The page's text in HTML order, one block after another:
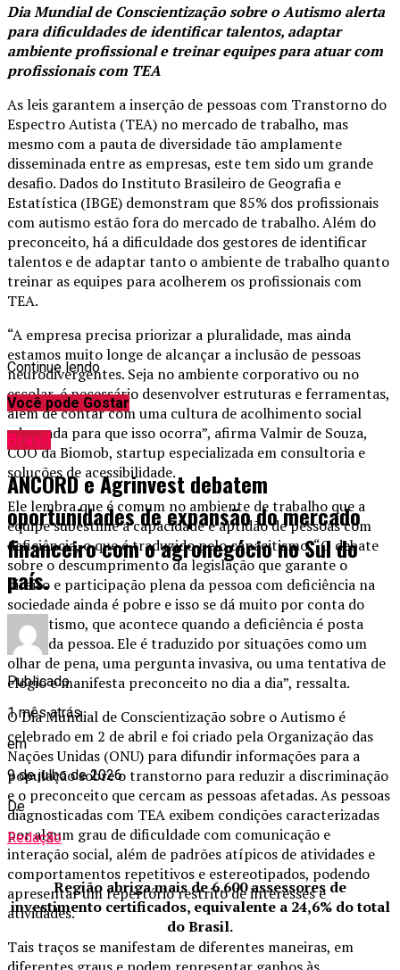
Dia Mundial de Conscientização sobre o Autismo alerta
para dificuldades de identificar talentos, adaptar
ambiente profissional e treinar equipes para atuar com
profissionais com TEA
As leis garantem a inserção de pessoas com Transtorno do
Espectro Autista (TEA) no mercado de trabalho, mas
mesmo com a pauta de diversidade tão amplamente
disseminada entre as empresas, este tem sido um grande
desafio. Dados do Instituto Brasileiro de Geografia e
Estatística (IBGE) demonstram que 85% dos profissionais
com autismo estão fora do mercado de trabalho. Além do
preconceito, há a dificuldade dos gestores de identificar
talentos e de adaptar tanto o ambiente de trabalho quanto
treinar as equipes para acolherem os profissionais com
TEA.
“A empresa precisa priorizar a pluralidade, mas ainda
estamos muito longe de alcançar a inclusão de pessoas
neurodivergentes. Seja no ambiente corporativo ou no
escolar, é necessário desenvolver estruturas e ferramentas,
além de contar com uma cultura de acolhimento social
adequada para que isso ocorra”, afirma Valmir de Souza,
COO da Biomob, startup especializada em consultoria e
soluções de acessibilidade.
Ele lembra que é comum no ambiente de trabalho que a
equipe subestime a capacidade e aptidão de pessoas com
deficiência, o que é traduzido pelo capacitismo. “O debate
sobre o descumprimento da legislação que garante o
direito e participação plena da pessoa com deficiência na
sociedade ainda é pobre e isso se dá muito por conta do
capacitismo, que acontece quando a deficiência é posta
acima da pessoa. Ele é traduzido por situações como um
olhar de pena, uma pergunta invasiva, ou uma tentativa de
elogio e manifesta preconceito no dia a dia”, ressalta.
O Dia Mundial de Conscientização sobre o Autismo é
celebrado em 2 de abril e foi criado pela Organização das
Nações Unidas (ONU) para difundir informações para a
população sobre o transtorno para reduzir a discriminação
e o preconceito que cercam as pessoas afetadas. As pessoas
diagnosticadas com TEA exibem condições caracterizadas
por algum grau de dificuldade com comunicação e
interação social, além de padrões atípicos de atividades e
comportamentos repetitivos e estereotipados, podendo
apresentar um repertório restrito de interesses e
atividades.
Tais traços se manifestam de diferentes maneiras, em
Continue lendo
Você pode Gostar
Brasil
ANCORD e Agrinvest debatem
oportunidades de expansão do mercado
financeiro com o agronegócio no Sul do
país.
Publicado
1 mês atrás
em
9 de julho de 2026
De
Redação
Região abriga mais de 6.600 assessores de
investimento certificados, equivalente a 24,6% do total
do Brasil.